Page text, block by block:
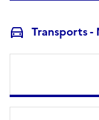
Transports